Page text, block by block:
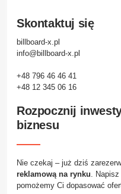
Skontaktuj się
billboard-x.pl
info@billboard-x.pl
+48 796 46 46 41
+48 12 345 06 16
Rozpocznij
biznesu
Nie czekaj – już dziś
reklamową na rynku.
pomożemy Ci dopasować